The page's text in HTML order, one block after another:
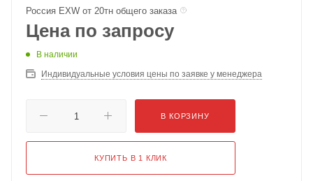
Россия EXW от 20тн общего заказа
Цена по запросу
В наличии
Индивидуальные условия цены по заявке у менеджера
В КОРЗИНУ
КУПИТЬ В 1 КЛИК